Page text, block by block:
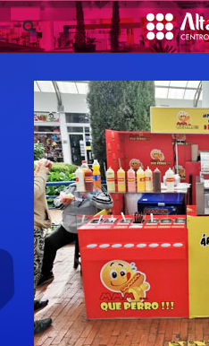
Saltar
contenido